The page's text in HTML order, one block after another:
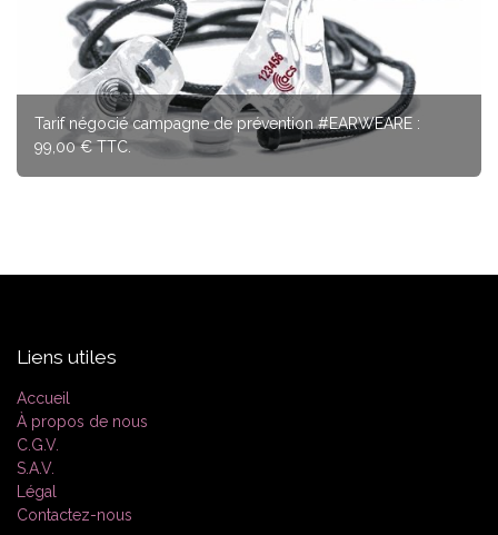
Tarif négocié campagne de prévention #EARWEARE :
99,00 € TTC.
Liens utiles
Accueil
À propos de nous
C.G.V.
S.A.V.
Légal
Contactez-nous